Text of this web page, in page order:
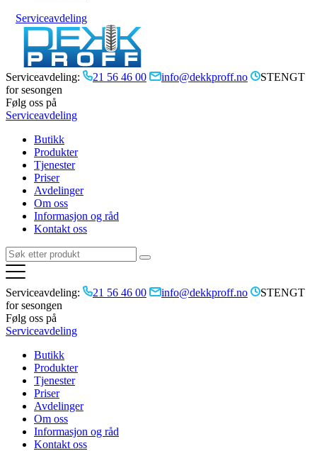
Serviceavdeling
Serviceavdeling: 21 56 46 00 info@dekkproff.no
STENGT
for sesongen
Følg oss på
Serviceavdeling
Butikk
Produkter
Tjenester
Priser
Avdelinger
Om oss
Informasjon og råd
Kontakt oss
Serviceavdeling: 21 56 46 00 info@dekkproff.no
STENGT
for sesongen
Følg oss på
Serviceavdeling
Butikk
Produkter
Tjenester
Priser
Avdelinger
Om oss
Informasjon og råd
Kontakt oss